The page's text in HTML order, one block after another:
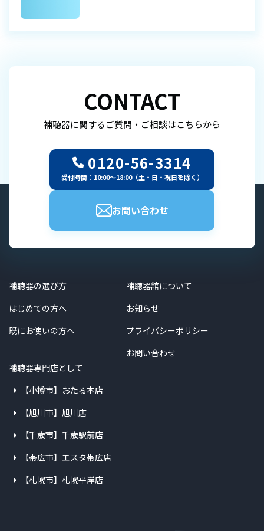
CONTACT
補聴器に関するご質問・ご相談はこちらから
0120-56-3314
受付時間：10:00～18:00（土・日・祝日を除く）
お問い合わせ
補聴器の選び方
はじめての方へ
既にお使いの方へ
補聴器舘について
お知らせ
プライバシーポリシー
お問い合わせ
補聴器専門店として
【小樽市】おたる本店
【旭川市】旭川店
【千歳市】千歳駅前店
【帯広市】エスタ帯広店
【札幌市】札幌平岸店